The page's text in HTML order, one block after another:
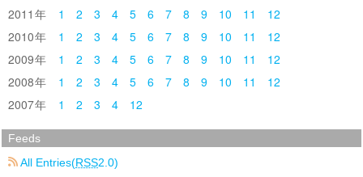
2011
1 2 3 4 5 6 7 8 9 10 11
12
2010
1 2 3 4 5 6 7 8 9 10 11
12
2009
1 2 3 4 5 6 7 8 9 10 11
12
2008
1 2 3 4 5 6 7 8 9 10 11
12
2007
1 2 3 4 12
Feeds
All Entries(RSS2.0)